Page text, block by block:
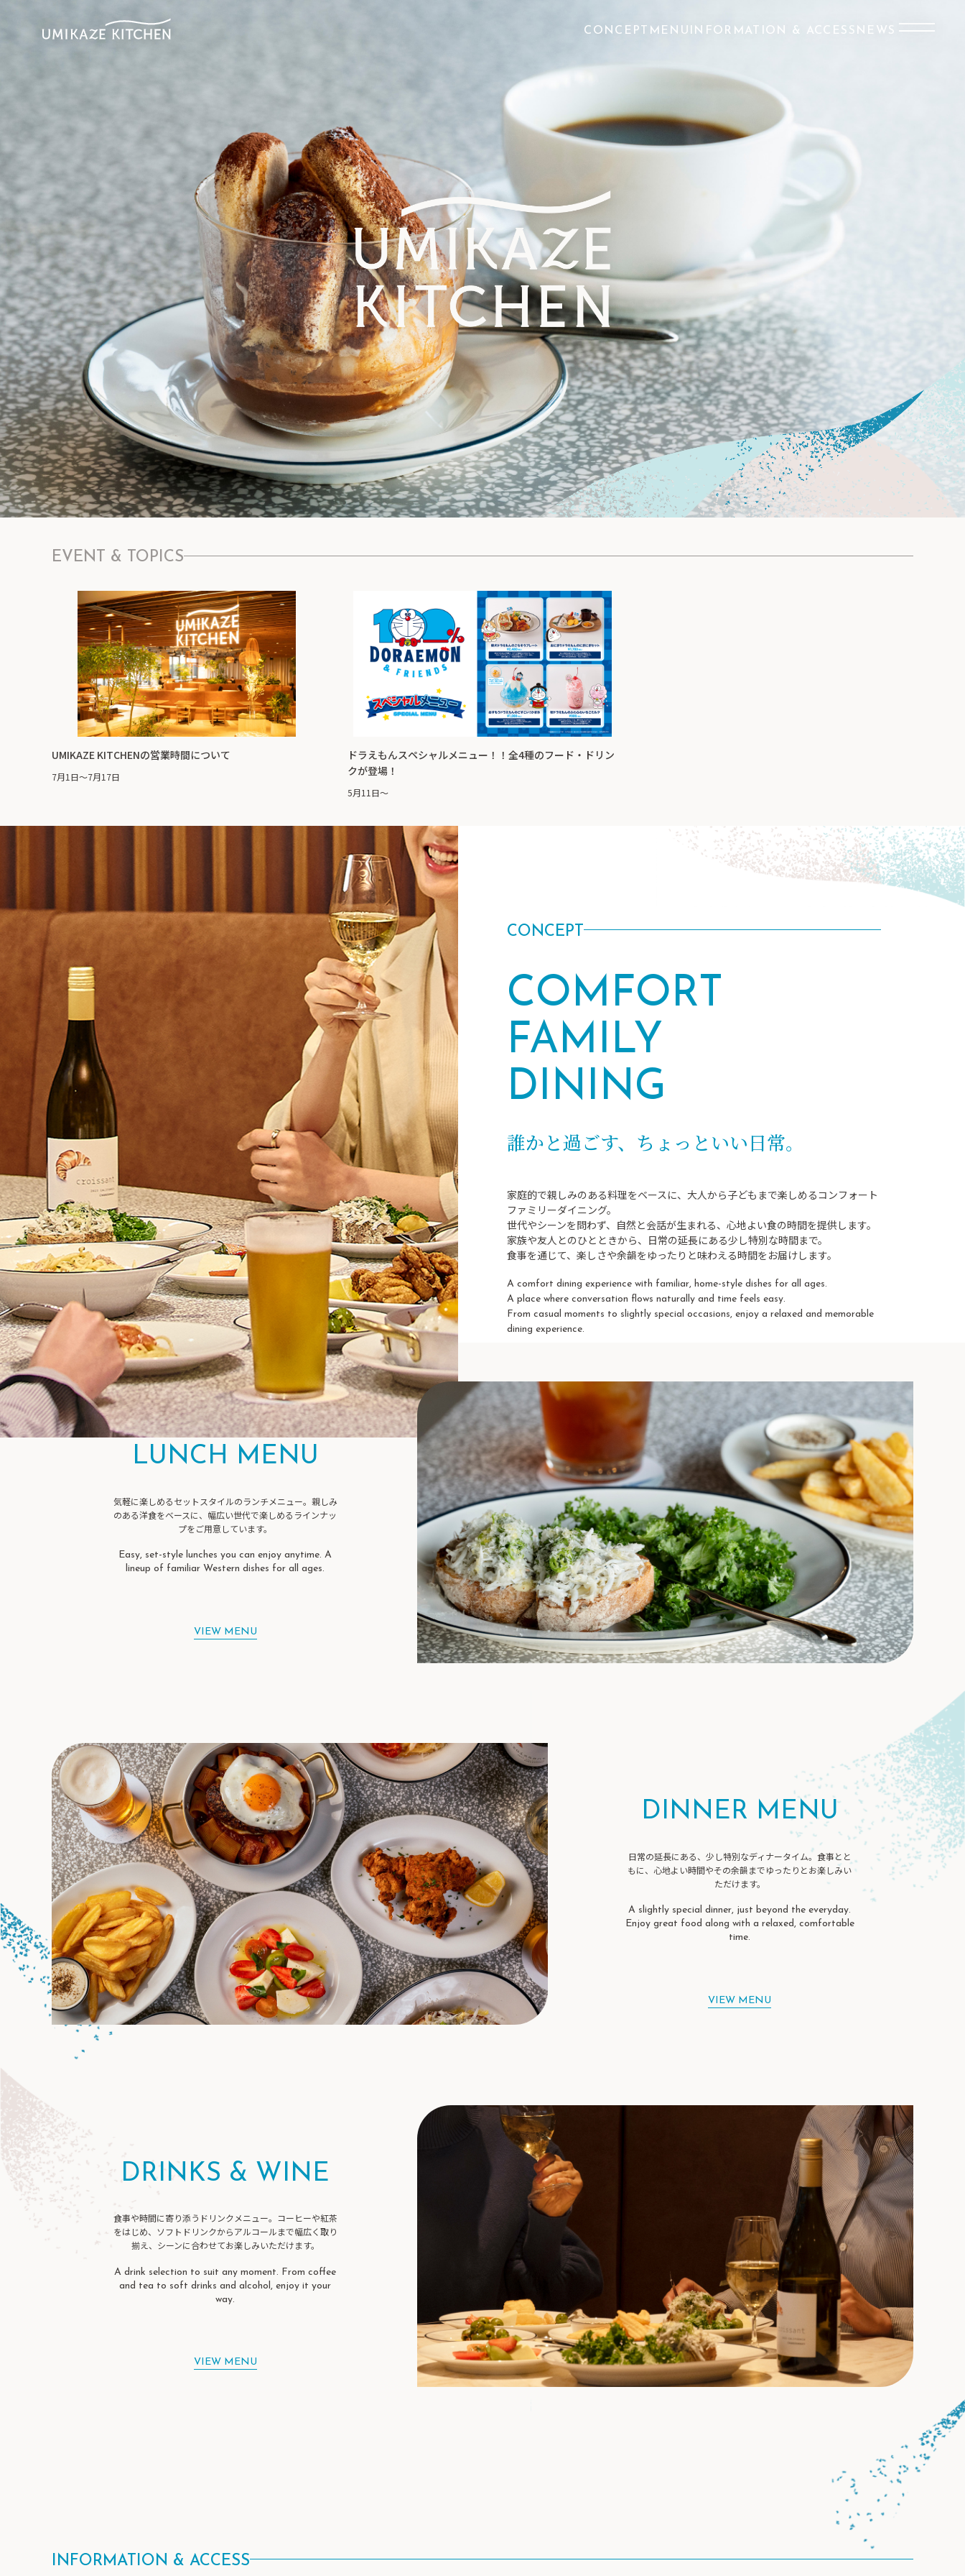
CONCEPT MENU INFORMATION & ACCESS NEWS
EVENT & TOPICS
UMIKAZE KITCHENの営業時間について
7月1日～7月17日
ドラえもんスペシャルメニュー！！全4種のフード・ドリン
クが登場！
5月11日～
CONCEPT
COMFORT
FAMILY
DINING
誰かと過ごす、ちょっといい日常。
家庭的で親しみのある料理をベースに、大人から子どもまで楽しめるコンフォート
ファミリーダイニング。
世代やシーンを問わず、自然と会話が生まれる、心地よい食の時間を提供します。
家族や友人とのひとときから、日常の延長にある少し特別な時間まで。
食事を通じて、楽しさや余韻をゆったりと味わえる時間をお届けします。
A comfort dining experience with familiar, home-style dishes for all ages.
A place where conversation flows naturally and time feels easy.
From casual moments to slightly special occasions, enjoy a relaxed and memorable
dining experience.
LUNCH MENU
気軽に楽しめるセットスタイルのランチメニュー。親しみ
のある洋食をベースに、幅広い世代で楽しめるラインナッ
プをご用意しています。
Easy, set-style lunches you can enjoy anytime. A
lineup of familiar Western dishes for all ages.
VIEW MENU
DINNER MENU
日常の延長にある、少し特別なディナータイム。食事とと
もに、心地よい時間やその余韻までゆったりとお楽しみい
ただけます。
A slightly special dinner, just beyond the everyday.
Enjoy great food along with a relaxed, comfortable
time.
VIEW MENU
DRINKS & WINE
食事や時間に寄り添うドリンクメニュー。コーヒーや紅茶
をはじめ、ソフトドリンクからアルコールまで幅広く取り
揃え、シーンに合わせてお楽しみいただけます。
A drink selection to suit any moment. From coffee
and tea to soft drinks and alcohol, enjoy it your
way.
VIEW MENU
INFORMATION & ACCESS